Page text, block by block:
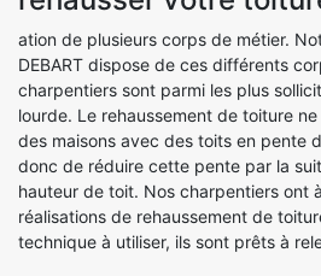
ation de plusieurs corps de métier.
DEBART dispose de ces différents
charpentiers sont parmi les plus
lourde. Le rehaussement de toiture
des maisons avec des toits en pente
donc de réduire cette pente par la
hauteur de toit. Nos charpentiers ont
réalisations de rehaussement de
technique à utiliser, ils sont prêts à